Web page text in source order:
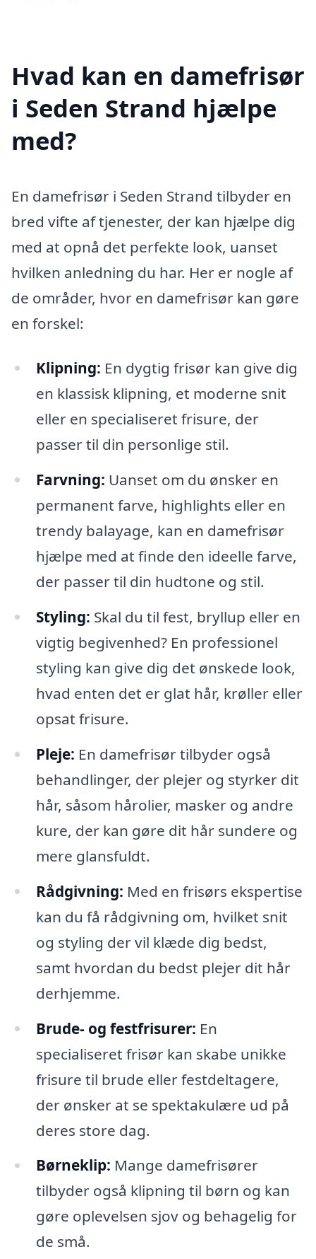
Hvad kan en damefrisør
i Seden Strand hjælpe
med?
En damefrisør i Seden Strand tilbyder en
bred vifte af tjenester, der kan hjælpe dig
med at opnå det perfekte look, uanset
hvilken anledning du har. Her er nogle af
de områder, hvor en damefrisør kan gøre
en forskel:
Klipning: En dygtig frisør kan give dig
en klassisk klipning, et moderne snit
eller en specialiseret frisure, der
passer til din personlige stil.
Farvning: Uanset om du ønsker en
permanent farve, highlights eller en
trendy balayage, kan en damefrisør
hjælpe med at finde den ideelle farve,
der passer til din hudtone og stil.
Styling: Skal du til fest, bryllup eller en
vigtig begivenhed? En professionel
styling kan give dig det ønskede look,
hvad enten det er glat hår, krøller eller
opsat frisure.
Pleje: En damefrisør tilbyder også
behandlinger, der plejer og styrker dit
hår, såsom hårolier, masker og andre
kure, der kan gøre dit hår sundere og
mere glansfuldt.
Rådgivning: Med en frisørs ekspertise
kan du få rådgivning om, hvilket snit
og styling der vil klæde dig bedst,
samt hvordan du bedst plejer dit hår
derhjemme.
Brude- og festfrisurer: En
specialiseret frisør kan skabe unikke
frisure til brude eller festdeltagere,
der ønsker at se spektakulære ud på
deres store dag.
Børneklip: Mange damefrisører
tilbyder også klipning til børn og kan
gøre oplevelsen sjov og behagelig for
de små.